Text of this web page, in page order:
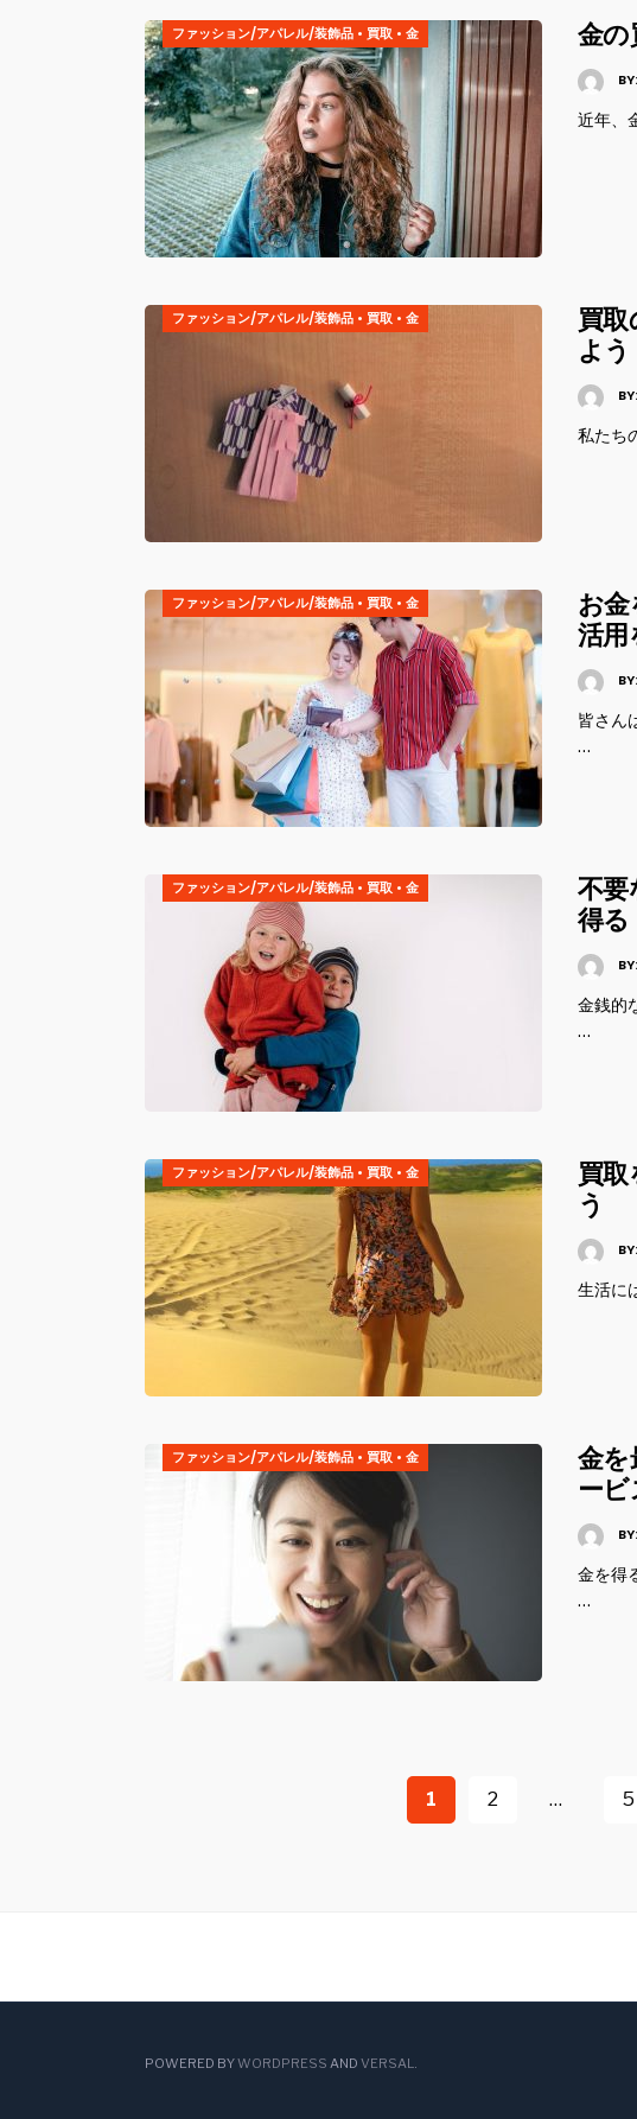
ファッション/アパレル/装飾品 • 買取 • 金 金の
BY:
近年、
ファッション/アパレル/装飾品 • 買取 • 金
買
よう
BY:
私たち
ファッション/アパレル/装飾品 • 買取 • 金
お
活用
BY:
皆さん
…
ファッション/アパレル/装飾品 • 買取 • 金
不要
得る
BY:
金銭的
…
ファッション/アパレル/装飾品 • 買取 • 金
買
う
BY:
生活に
ファッション/アパレル/装飾品 • 買取 • 金
金
ー
BY:
金を得
…
ゲ
ー
1 2 … 5
POWERED BYWORDPRESS AND VERSAL.